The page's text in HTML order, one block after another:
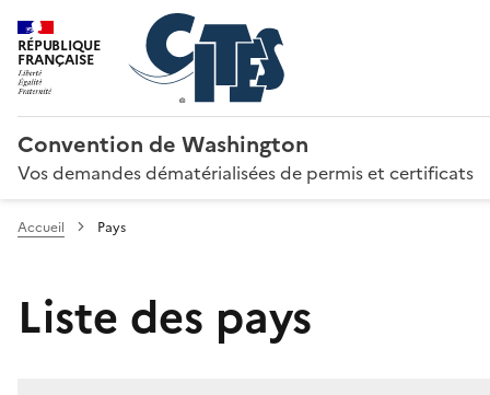
RÉPUBLIQUE
FRANÇAISE
Convention de Washington
Vos demandes dématérialisées de permis et certificats
Accueil Pays
Liste des pays